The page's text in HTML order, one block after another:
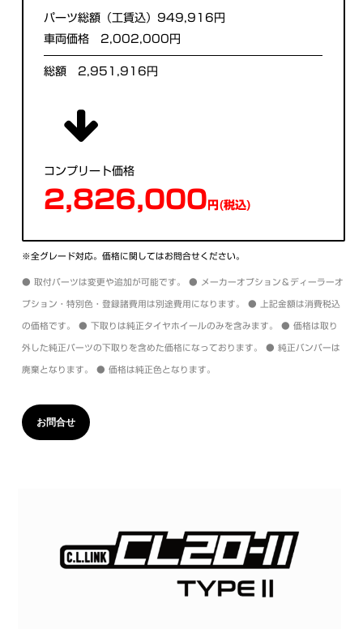
パーツ総額（工賃込）949,916円
車両価格 2,002,000円
総額 2,951,916円
コンプリート価格
2,826,000 円(税込)
※全グレード対応。価格に関してはお問合せください。
● 取付パーツは変更や追加が可能です。 ● メーカーオプション＆ディーラーオ
プション・特別色・登録諸費用は別途費用になります。 ● 上記金額は消費税込
の価格です。 ● 下取りは純正タイヤホイールのみを含みます。 ● 価格は取り
外した純正パーツの下取りを含めた価格になっております。 ● 純正バンパーは
廃棄となります。 ● 価格は純正色となります。
お問合せ